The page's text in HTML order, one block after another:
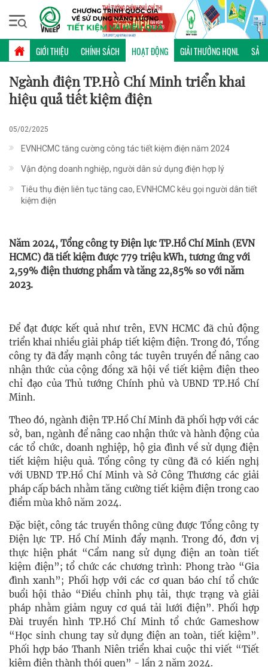
GIỚI THIỆU CHÍNH SÁCH HOẠT ĐỘNG GIẢI THƯỞNG HQNL SẢN
Thứ năm, 06/08/2026 | 11:42 GMT+7
HOẠT ĐỘNG
Ngành điện TP.Hồ Chí Minh triển khai
hiệu quả tiết kiệm điện
05/02/2025
EVNHCMC tăng cường công tác tiết kiệm điện năm 2024
Vận động doanh nghiệp, người dân sử dụng điện hợp lý
Tiêu thụ điện liên tục tăng cao, EVNHCMC kêu gọi người dân tiết
kiệm điện
Năm 2024, Tổng công ty Điện lực TP.Hồ Chí Minh (EVN
HCMC) đã tiết kiệm được 779 triệu kWh, tương ứng với
2,59% điện thương phẩm và tăng 22,85% so với năm
2023.
Để đạt được kết quả như trên, EVN HCMC đã chủ động
triển khai nhiều giải pháp tiết kiệm điện. Trong đó, Tổng
công ty đã đẩy mạnh công tác tuyên truyền để nâng cao
nhận thức của cộng đồng xã hội về tiết kiệm điện theo
chỉ đạo của Thủ tướng Chính phủ và UBND TP.Hồ Chí
Minh.
Theo đó, ngành điện TP.Hồ Chí Minh đã phối hợp với các
sở, ban, ngành để nâng cao nhận thức và hành động của
các tổ chức, doanh nghiệp, hộ gia đình về sử dụng điện
tiết kiệm hiệu quả. Tổng công ty cũng đã có kiến nghị
với UBND TP.Hồ Chí Minh và Sở Công Thương các giải
pháp cấp bách nhằm tăng cường tiết kiệm điện trong cao
điểm mùa khô năm 2024.
Đặc biệt, công tác truyền thông cũng được Tổng công ty
Điện lực TP. Hồ Chí Minh đẩy mạnh. Trong đó, đơn vị
thực hiện phát “Cẩm nang sử dụng điện an toàn tiết
kiệm điện”; tổ chức các chương trình: Phong trào “Gia
đình xanh”; Phối hợp với các cơ quan báo chí tổ chức
buổi hội thảo “Điều chỉnh phụ tải, thực trạng và giải
pháp nhằm giảm nguy cơ quá tải lưới điện”. Phối hợp
Đài truyền hình TP.Hồ Chí Minh tổ chức Gameshow
“Học sinh chung tay sử dụng điện an toàn, tiết kiệm”.
Phối hợp báo Thanh Niên triển khai cuộc thi viết “Tiết
kiệm điện thành thói quen” - lần 2 năm 2024.